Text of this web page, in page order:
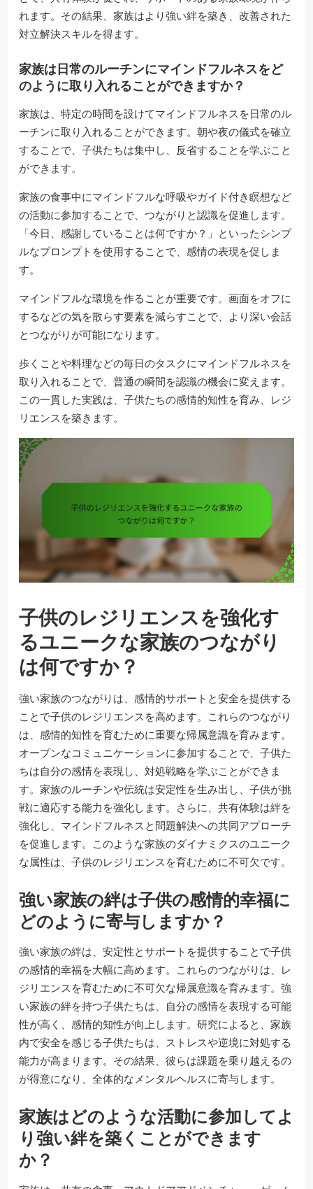
れます。その結果、家族はより強い絆を築き、改善された
対立解決スキルを得ます。
家族は日常のルーチンにマインドフルネスをど
のように取り入れることができますか？
家族は、特定の時間を設けてマインドフルネスを日常のル
ーチンに取り入れることができます。朝や夜の儀式を確立
することで、子供たちは集中し、反省することを学ぶこと
ができます。
家族の食事中にマインドフルな呼吸やガイド付き瞑想など
の活動に参加することで、つながりと認識を促進します。
「今日、感謝していることは何ですか？」といったシンプ
ルなプロンプトを使用することで、感情の表現を促しま
す。
マインドフルな環境を作ることが重要です。画面をオフに
するなどの気を散らす要素を減らすことで、より深い会話
とつながりが可能になります。
歩くことや料理などの毎日のタスクにマインドフルネスを
取り入れることで、普通の瞬間を認識の機会に変えます。
この一貫した実践は、子供たちの感情的知性を育み、レジ
リエンスを築きます。
子供のレジリエンスを強化す
るユニークな家族のつながり
は何ですか？
強い家族のつながりは、感情的サポートと安全を提供する
ことで子供のレジリエンスを高めます。これらのつながり
は、感情的知性を育むために重要な帰属意識を育みます。
オープンなコミュニケーションに参加することで、子供た
ちは自分の感情を表現し、対処戦略を学ぶことができま
す。家族のルーチンや伝統は安定性を生み出し、子供が挑
戦に適応する能力を強化します。さらに、共有体験は絆を
強化し、マインドフルネスと問題解決への共同アプローチ
を促進します。このような家族のダイナミクスのユニーク
な属性は、子供のレジリエンスを育むために不可欠です。
強い家族の絆は子供の感情的幸福に
どのように寄与しますか？
強い家族の絆は、安定性とサポートを提供することで子供
の感情的幸福を大幅に高めます。これらのつながりは、レ
ジリエンスを育むために不可欠な帰属意識を育みます。強
い家族の絆を持つ子供たちは、自分の感情を表現する可能
性が高く、感情的知性が向上します。研究によると、家族
内で安全を感じる子供たちは、ストレスや逆境に対処する
能力が高まります。その結果、彼らは課題を乗り越えるの
が得意になり、全体的なメンタルヘルスに寄与します。
家族はどのような活動に参加してよ
り強い絆を築くことができます
か？